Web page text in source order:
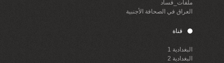
ملفات_فساد
العراق في الصحافة الأجنبية
قناة
البغدادية 1
البغدادية 2